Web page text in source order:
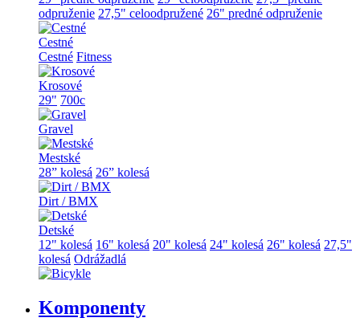
odpruženie 27,5" celoodpružené 26" predné odpruženie
Cestné
Cestné Fitness
Krosové
29" 700c
Gravel
Mestské
28” kolesá 26” kolesá
Dirt / BMX
Detské
12" kolesá 16" kolesá 20" kolesá 24" kolesá 26" kolesá 27,5"
kolesá Odrážadlá
Komponenty